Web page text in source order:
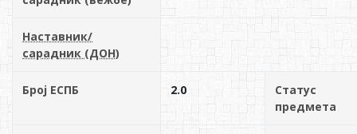
Наставник/
сарадник (ДОН)
Број ЕСПБ 2.0
Статус
предмета